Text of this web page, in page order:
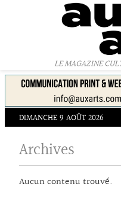
LE MAGAZINE
DIMANCHE 9 AOÛT 2026
Archives
Aucun contenu trouvé.
Panneau de gestion des